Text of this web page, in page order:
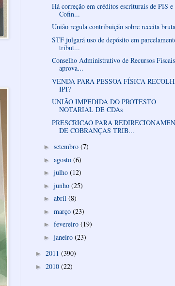
Há correção em créditos escriturais de PIS e
Cofin...
União regula contribuição sobre receita
STF julgará uso de depósito em
tribut...
Conselho Administrativo de Recursos Fiscais
aprova...
VENDA PARA PESSOA FÍSICA
IPI?
UNIÃO IMPEDIDA DO PROTESTO
NOTARIAL DE CDAs
PRESCRICAO PARA
DE COBRANÇAS TRIB...
► setembro (7)
► agosto (6)
► julho (12)
► junho (25)
► abril (8)
► março (23)
► fevereiro (19)
► janeiro (23)
► 2011 (390)
► 2010 (22)